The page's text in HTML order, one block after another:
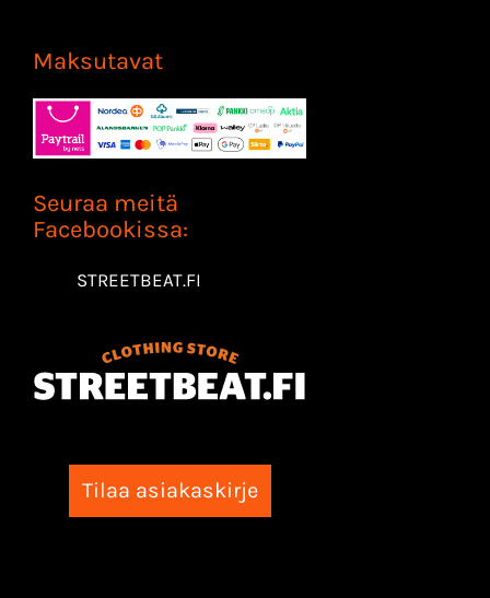
Maksutavat
Seuraa meitä
Facebookissa:
STREETBEAT.FI